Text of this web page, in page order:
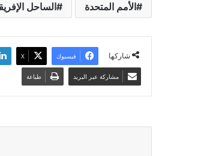
الأمم المتحدة الساحل
شاركها فيسبوك ‫X
مشاركة عبر البريد طباعة